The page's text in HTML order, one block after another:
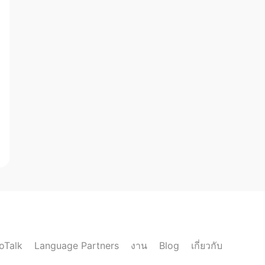
Language Partners งาน Blog เกี่ยวกับ